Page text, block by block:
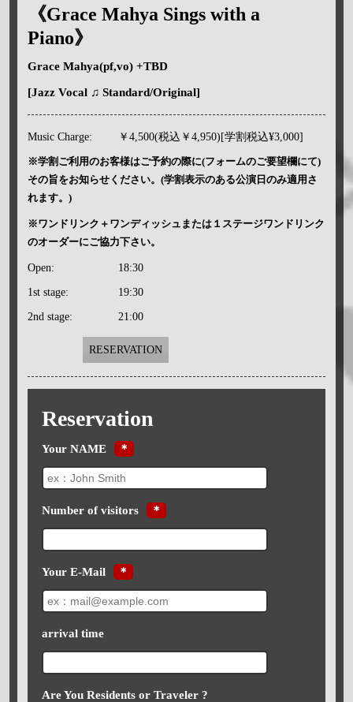
《Grace Mahya Sings with a
Piano》
Grace Mahya(pf,vo) +TBD
[Jazz Vocal ♫ Standard/Original]
Music Charge: ￥4,500(税込￥4,950)[学割税込¥3,000]
※学割ご利用のお客様はご予約の際に(フォームのご要望欄にて)
その旨をお知らせください。(学割表示のある公演日のみ適用さ
れます。)
※ワンドリンク＋ワンディッシュまたは１ステージワンドリンク
のオーダーにご協力下さい。
Open: 18:30
1st stage: 19:30
2nd stage: 21:00
RESERVATION
Reservation
Your NAME ＊
Number of visitors ＊
Your E-Mail ＊
arrival time
Are You Residents or Traveler ?